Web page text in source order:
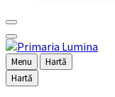
Menu
Hartă
Hartă